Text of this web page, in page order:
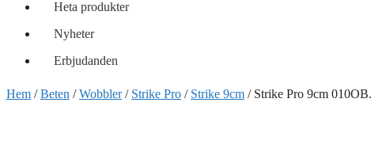
Heta produkter
Nyheter
Erbjudanden
Hem /Beten /Wobbler/ Strike Pro / Strike 9cm / Strike Pro 9cm 010OB.